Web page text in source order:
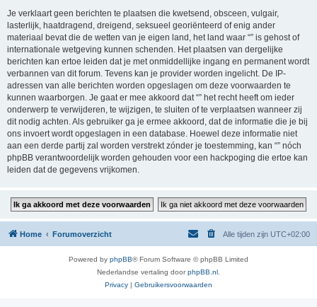
Je verklaart geen berichten te plaatsen die kwetsend, obsceen, vulgair,
lasterlijk, haatdragend, dreigend, seksueel georiënteerd of enig ander
materiaal bevat die de wetten van je eigen land, het land waar “” is gehost of
internationale wetgeving kunnen schenden. Het plaatsen van dergelijke
berichten kan ertoe leiden dat je met onmiddellijke ingang en permanent wordt
verbannen van dit forum. Tevens kan je provider worden ingelicht. De IP-
adressen van alle berichten worden opgeslagen om deze voorwaarden te
kunnen waarborgen. Je gaat er mee akkoord dat “” het recht heeft om ieder
onderwerp te verwijderen, te wijzigen, te sluiten of te verplaatsen wanneer zij
dit nodig achten. Als gebruiker ga je ermee akkoord, dat de informatie die je bij
ons invoert wordt opgeslagen in een database. Hoewel deze informatie niet
aan een derde partij zal worden verstrekt zónder je toestemming, kan “” nóch
phpBB verantwoordelijk worden gehouden voor een hackpoging die ertoe kan
leiden dat de gegevens vrijkomen.
Home Forumoverzicht Alle tijden zijn UTC+02:00
Powered by phpBB® Forum Software © phpBB Limited
Nederlandse vertaling doorphpBB.nl
Privacy | Gebruikersvoorwaarden